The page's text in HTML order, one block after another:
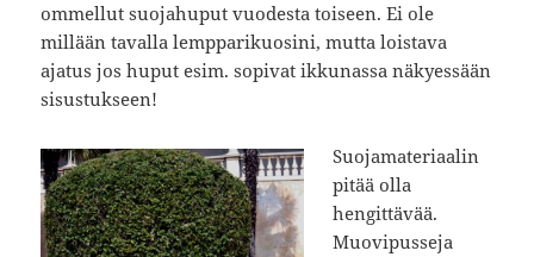
ommellut suojahuput vuodesta toiseen. Ei ole
millään tavalla lempparikuosini, mutta loistava
ajatus jos huput esim. sopivat ikkunassa näkyessään
sisustukseen!
Suojamateriaalin
pitää olla
hengittävää.
Muovipusseja